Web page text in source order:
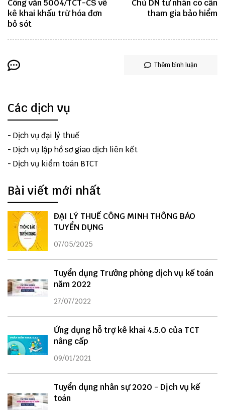
Công văn 5004/TCT-CS về
kê khai khấu trừ hóa đơn
bỏ sót
Chủ DN tư nhân có cần
tham gia bảo hiểm
Thêm bình luận
Các dịch vụ
- Dịch vụ đại lý thuế
- Dịch vụ lập hồ sơ giao dịch liên kết
- Dịch vụ kiểm toán BTCT
Bài viết mới nhất
ĐẠI LÝ THUẾ CÔNG MINH THÔNG BÁO
TUYỂN DỤNG
07/05/2025
Tuyển dụng Trưởng phòng dịch vụ kế toán
năm 2022
27/07/2022
Ứng dụng hỗ trợ kê khai 4.5.0 của TCT
nâng cấp
09/01/2021
Tuyển dụng nhân sự 2020 - Dịch vụ kế
toán